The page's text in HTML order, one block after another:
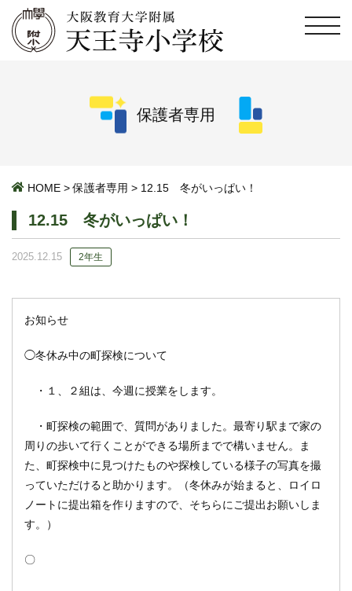
保護者専用
HOME > 保護者専用 > 12.15 冬がいっぱい！
12.15 冬がいっぱい！
2025.12.15 2年生
お知らせ
◯冬休み中の町探検について
・１、２組は、今週に授業をします。
・町探検の範囲で、質問がありました。最寄り駅まで家の
周りの歩いて行くことができる場所までで構いません。ま
た、町探検中に見つけたものや探検している様子の写真を撮
っていただけると助かります。（冬休みが始まると、ロイロ
ノートに提出箱を作りますので、そちらにご提出お願いしま
す。）
〇